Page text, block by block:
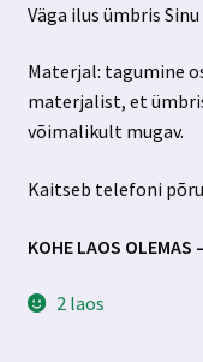
oli:
7.00 €.
on:
Väga ilus ümbris
Materjal: tagumine
materjalist, et
võimalikult mugav.
Kaitseb telefoni
KOHE LAOS
2 laos